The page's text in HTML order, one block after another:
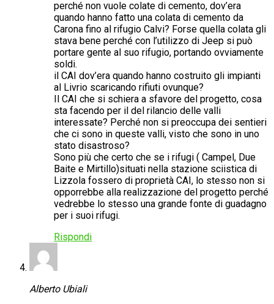
perché non vuole colate di cemento, dov’era
quando hanno fatto una colata di cemento da
Carona fino al rifugio Calvi? Forse quella colata gli
stava bene perché con l’utilizzo di Jeep si può
portare gente al suo rifugio, portando ovviamente
soldi.
il CAI dov’era quando hanno costruito gli impianti
al Livrio scaricando rifiuti ovunque?
Il CAI che si schiera a sfavore del progetto, cosa
sta facendo per il del rilancio delle valli
interessate? Perché non si preoccupa dei sentieri
che ci sono in queste valli, visto che sono in uno
stato disastroso?
Sono più che certo che se i rifugi ( Campel, Due
Baite e Mirtillo)situati nella stazione sciistica di
Lizzola fossero di proprietà CAI, lo stesso non si
opporrebbe alla realizzazione del progetto perché
vedrebbe lo stesso una grande fonte di guadagno
per i suoi rifugi.
Rispondi
Alberto Ubiali